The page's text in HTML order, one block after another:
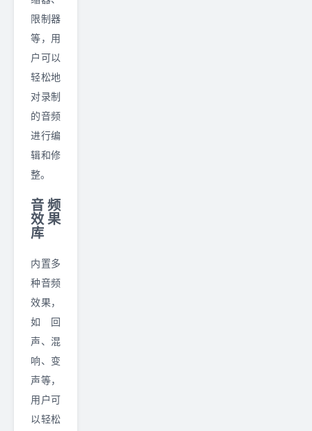
限制器
等，用
户可以
轻松地
对录制
的音频
进行编
辑和修
整。
音频
效果
库
内置多
种音频
效果，
如回
声、混
响、变
声等，
用户可
以轻松